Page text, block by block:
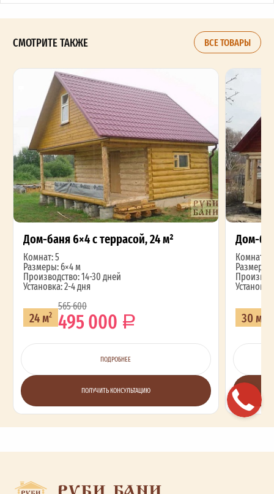
СМОТРИТЕ ТАКЖЕ ВСЕ ТОВАРЫ
Дом-баня 6×4 с террасой, 24 м²
Комнат: 5
Размеры: 6×4 м
Производство: 14-30 дней
Установка: 2-4 дня
24 м2
565 600
495 000
ПОДРОБНЕЕ
ПОЛУЧИТЬ КОНСУЛЬТАЦИЮ
Дом-
Комнат: 5
Размеры:
30 м